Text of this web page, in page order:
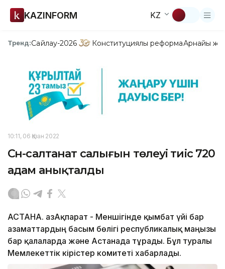
KAZINFORM KZ
Тренд:Сайлау-2026 Конституциялық реформаАрнайы
10:11, 06 Қазан 2022
Сән-салтанат салығын төлеуі тиіс 720
адам анықталды
АСТАНА. ҚазАқпарат - Меншігінде қымбат үйі бар
азаматтардың басым бөлігі республикалық маңызы
бар қалаларда және Астанада тұрады. Бұл туралы
Мемлекеттік кірістер комитеті хабарлады.